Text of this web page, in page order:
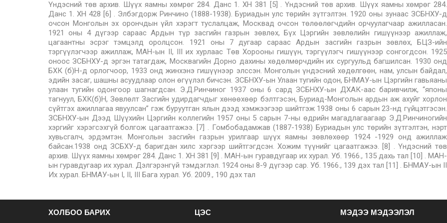
ХОЛБОО БАРИХ ЦЭС МЭДЭЭ МЭДЭЭЛЭЛ